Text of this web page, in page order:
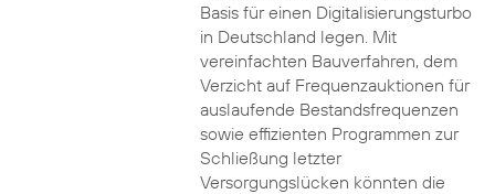
Basis für einen Digitalisierungsturbo
in Deutschland legen. Mit
vereinfachten Bauverfahren, dem
Verzicht auf Frequenzauktionen für
auslaufende Bestandsfrequenzen
sowie effizienten Programmen zur
Schließung letzter
Versorgungslücken könnten die